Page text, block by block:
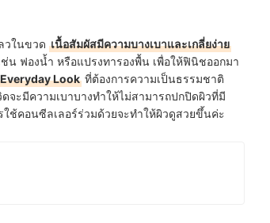
วในขวด เนื้อสัมผัสมีความบางเบาและเกลี่ยง่าย
ฟองน้ำ หรือแปรงทารองพื้น เพื่อให้ฟินิชออกมา
Look ที่ต้องการความเป็นธรรมชาติ
ะมีความเบาบางทำให้ไม่สามารถปกปิดผิวที่มี
ช้คอนซีลเลอร์ร่วมด้วยจะทำให้ผิวดูสวยขึ้นค่ะ